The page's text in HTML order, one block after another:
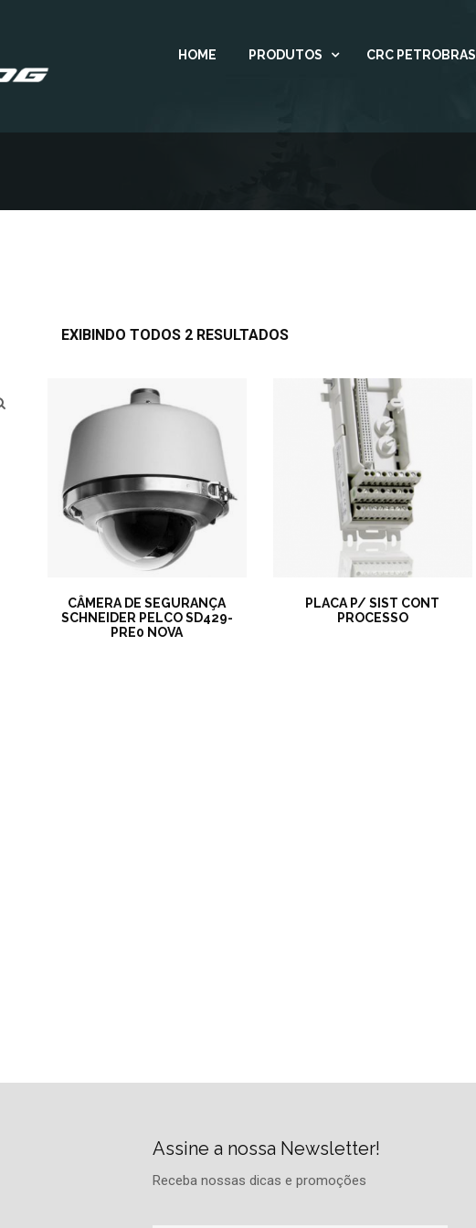
HOME PRODUTOS CRC PETROBRAS
EXIBINDO TODOS 2 RESULTADOS
CÂMERA DE SEGURANÇA
SCHNEIDER PELCO SD429-
PRE0 NOVA
PLACA P/ SIST CONT
PROCESSO
Assine a nossa Newsletter!
Receba nossas dicas e promoções